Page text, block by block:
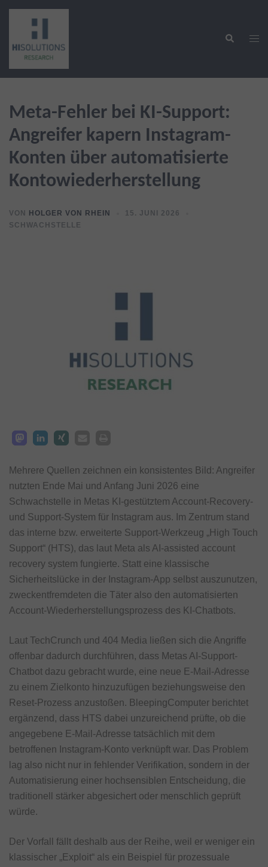
Zum
springen
Suche
Meta-Fehler bei KI-Support:
Angreifer kapern Instagram-
Konten über automatisierte
Kontowiederherstellung
VON HOLGER VON RHEIN
15. JUNI 2026
SCHWACHSTELLE
Mehrere Quellen zeichnen ein konsistentes Bild: Angreifer
nutzten Ende Mai und Anfang Juni 2026 eine
Schwachstelle in Metas KI-gestütztem Account-Recovery-
und Support-System für Instagram aus. Im Zentrum stand
das interne bzw. erweiterte Support-Werkzeug „High Touch
Support“ (HTS), das laut Meta als AI-assisted account
recovery system fungierte. Statt eine klassische
Sicherheitslücke in der Instagram-App selbst auszunutzen,
zweckentfremdeten die Täter also den automatisierten
Account-Wiederherstellungsprozess des KI-Chatbots.
Laut TechCrunch und 404 Media ließen sich die Angriffe
offenbar dadurch durchführen, dass Metas AI-Support-
Chatbot dazu gebracht wurde, eine neue E-Mail-Adresse
zu einem Zielkonto hinzuzufügen beziehungsweise den
Reset-Prozess anzustoßen. BleepingComputer berichtet
ergänzend, dass HTS dabei unzureichend prüfte, ob die
angegebene E-Mail-Adresse tatsächlich mit dem
betroffenen Instagram-Konto verknüpft war. Das Problem
lag also nicht nur in fehlender Verifikation, sondern in der
Automatisierung einer hochsensiblen Entscheidung, die
traditionell stärker abgesichert oder menschlich geprüft
würde.
Der Vorfall fällt deshalb aus der Reihe, weil er weniger ein
klassischer „Exploit“ als ein Beispiel für prozessuale